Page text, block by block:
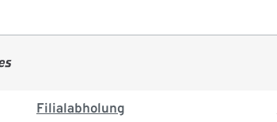
Filialabholung